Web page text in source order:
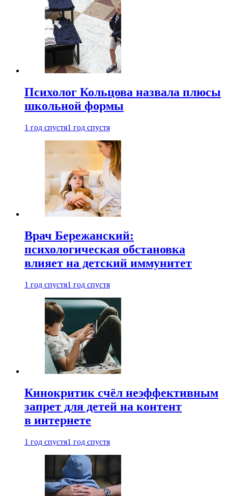
Психолог Кольцова назвала плюсы
школьной формы
1 год спустя1 год спустя
Врач Бережанский:
психологическая обстановка
влияет на детский иммунитет
1 год спустя1 год спустя
Кинокритик счёл неэффективным
запрет для детей на контент
в интернете
1 год спустя1 год спустя